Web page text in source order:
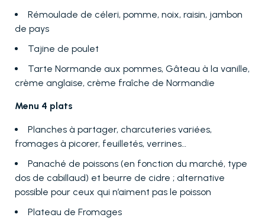
Rémoulade de céleri, pomme, noix, raisin, jambon
de pays
Tajine de poulet
Tarte Normande aux pommes, Gâteau à la vanille,
crème anglaise, crème fraîche de Normandie
Menu 4 plats
Planches à partager, charcuteries variées,
fromages à picorer, feuilletés, verrines…
Panaché de poissons (en fonction du marché, type
dos de cabillaud) et beurre de cidre ; alternative
possible pour ceux qui n’aiment pas le poisson
Plateau de Fromages